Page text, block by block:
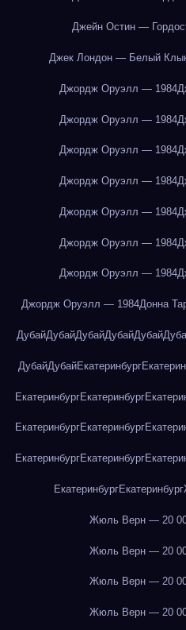
Джейн Остин —
Джек Лондон — Белый
Джордж Оруэлл — 1984
Джордж Оруэлл — 1984
Джордж Оруэлл — 1984
Джордж Оруэлл — 1984
Джордж Оруэлл — 1984
Джордж Оруэлл — 1984
Джордж Оруэлл — 1984
Джордж Оруэлл — 1984Донна
ДубайДубайДубайДубайДубай
ДубайДубайЕкатеринбург
ЕкатеринбургЕкатеринбург
ЕкатеринбургЕкатеринбург
ЕкатеринбургЕкатеринбург
ЕкатеринбургЕкатеринбург
Жюль Верн — 20
Жюль Верн — 20
Жюль Верн — 20
Жюль Верн — 20